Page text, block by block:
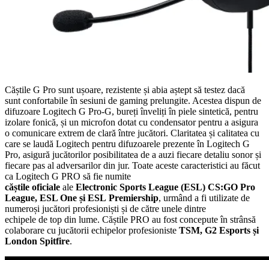
Căștile G Pro sunt ușoare, rezistente și abia aștept să testez dacă
sunt confortabile în sesiuni de gaming prelungite. Acestea dispun de
difuzoare Logitech G Pro-G, bureți înveliți în piele sintetică, pentru
izolare fonică, și un microfon dotat cu condensator pentru a asigura
o comunicare extrem de clară între jucători. Claritatea și calitatea cu
care se laudă Logitech pentru difuzoarele prezente în Logitech G
Pro, asigură jucătorilor posibilitatea de a auzi fiecare detaliu sonor și
fiecare pas al adversarilor din jur. Toate aceste caracteristici au făcut
ca Logitech G PRO să fie numite
căștile oficiale ale Electronic Sports League (ESL) CS:GO Pro
League, ESL One și ESL Premiership, urmând a fi utilizate de
numeroși jucători profesioniști și de către unele dintre
echipele de top din lume. Căștile PRO au fost concepute în strânsă
colaborare cu jucătorii echipelor profesioniste TSM, G2 Esports și
London Spitfire.